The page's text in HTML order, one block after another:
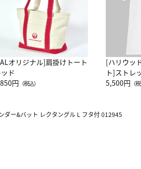
オリジナル]肩掛けトート
ッド
円 （税込）
[ハリウッ
ト]ストレ
ーネック別
5,500円 （
ダー&バット レクタングル L フタ付 012945